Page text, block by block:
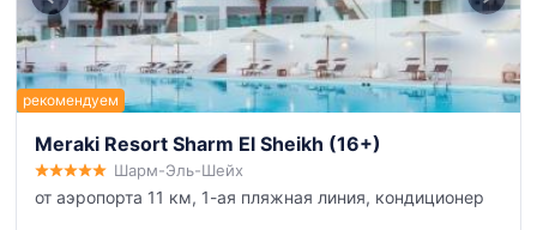
Meraki Resort Sharm El Sheikh (16+)
Шарм-Эль-Шейх
от аэропорта 11 км, 1-ая пляжная линия, кондиционер